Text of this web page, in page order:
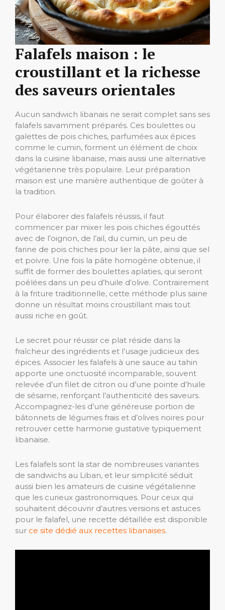
Falafels maison : le
croustillant et la richesse
des saveurs orientales
Aucun sandwich libanais ne serait complet sans ses
falafels savamment préparés. Ces boulettes ou
galettes de pois chiches, parfumées aux épices
comme le cumin, forment un élément de choix
dans la cuisine libanaise, mais aussi une alternative
végétarienne très populaire. Leur préparation
maison est une manière authentique de goûter à
la tradition.
Pour élaborer des falafels réussis, il faut
commencer par mixer les pois chiches égouttés
avec de l’oignon, de l’ail, du cumin, un peu de
farine de pois chiches pour lier la pâte, ainsi que sel
et poivre. Une fois la pâte homogène obtenue, il
suffit de former des boulettes aplaties, qui seront
poêlées dans un peu d’huile d’olive. Contrairement
à la friture traditionnelle, cette méthode plus saine
donne un résultat moins croustillant mais tout
aussi riche en goût.
Le secret pour réussir ce plat réside dans la
fraîcheur des ingrédients et l’usage judicieux des
épices. Associer les falafels à une sauce au tahin
apporte une onctuosité incomparable, souvent
relevée d’un filet de citron ou d’une pointe d’huile
de sésame, renforçant l’authenticité des saveurs.
Accompagnez-les d’une généreuse portion de
bâtonnets de légumes frais et d’olives noires pour
retrouver cette harmonie gustative typiquement
libanaise.
Les falafels sont la star de nombreuses variantes
de sandwichs au Liban, et leur simplicité séduit
aussi bien les amateurs de cuisine végétalienne
que les curieux gastronomiques. Pour ceux qui
souhaitent découvrir d’autres versions et astuces
pour le falafel, une recette détaillée est disponible
sur ce site dédié aux recettes libanaises.